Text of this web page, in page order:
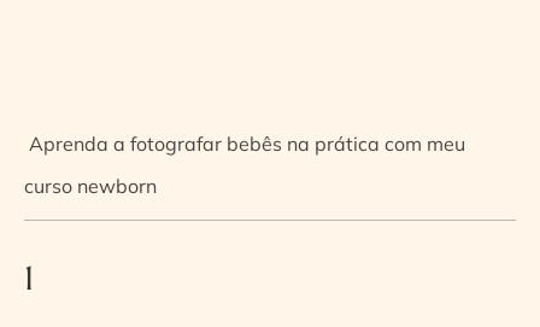
Aprenda a fotografar bebês na prática com meu
curso newborn
1